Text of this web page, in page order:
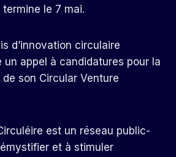
termine le 7 mai.
d’innovation circulaire
un appel à candidatures pour la
son Circular Venture
est un réseau public-
et à stimuler